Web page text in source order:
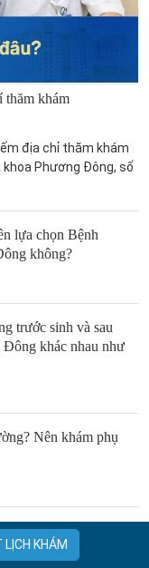
thăm khám
địa chỉ thăm khám
Phương Đông, số
lựa chọn Bệnh
không?
trước sinh và sau
khác nhau như
Nên khám phụ
loạn lipid máu ở
sản
LỊCH KHÁM